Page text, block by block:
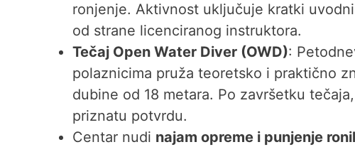
ronjenje. Aktivnost uključuje kratki
od strane licenciranog instruktora.
Tečaj Open Water Diver (OWD):
polaznicima pruža teoretsko i praktično
dubine od 18 metara. Po završetku
priznatu potvrdu.
Centar nudi najam opreme i punjenje